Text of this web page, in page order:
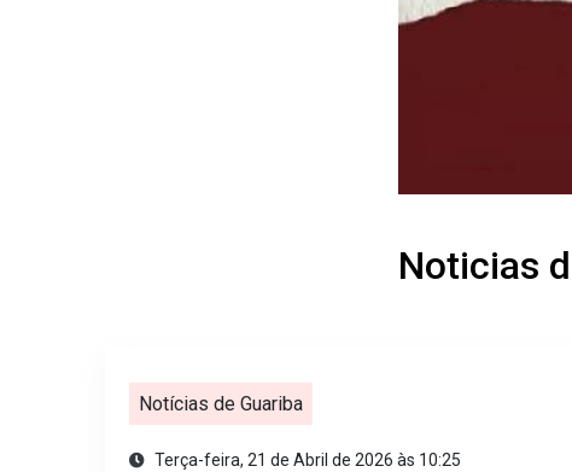
Noticias
Notícias de Guariba
Terça-feira, 21 de Abril de 2026 às 10:25